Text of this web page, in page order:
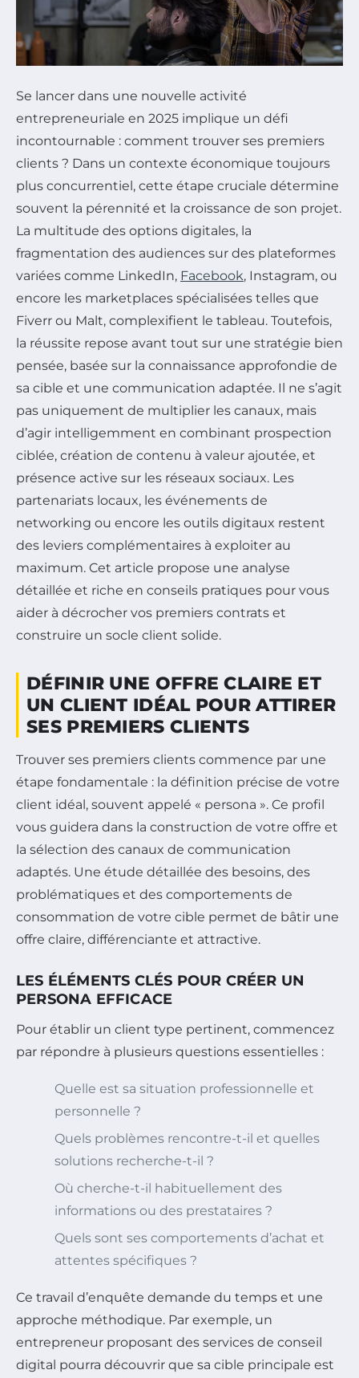
Se lancer dans une nouvelle activité
entrepreneuriale en 2025 implique un défi
incontournable : comment trouver ses premiers
clients ? Dans un contexte économique toujours
plus concurrentiel, cette étape cruciale détermine
souvent la pérennité et la croissance de son projet.
La multitude des options digitales, la
fragmentation des audiences sur des plateformes
variées comme LinkedIn, Facebook, Instagram, ou
encore les marketplaces spécialisées telles que
Fiverr ou Malt, complexifient le tableau. Toutefois,
la réussite repose avant tout sur une stratégie bien
pensée, basée sur la connaissance approfondie de
sa cible et une communication adaptée. Il ne s’agit
pas uniquement de multiplier les canaux, mais
d’agir intelligemment en combinant prospection
ciblée, création de contenu à valeur ajoutée, et
présence active sur les réseaux sociaux. Les
partenariats locaux, les événements de
networking ou encore les outils digitaux restent
des leviers complémentaires à exploiter au
maximum. Cet article propose une analyse
détaillée et riche en conseils pratiques pour vous
aider à décrocher vos premiers contrats et
construire un socle client solide.
DÉFINIR UNE OFFRE CLAIRE ET
UN CLIENT IDÉAL POUR ATTIRER
SES PREMIERS CLIENTS
Trouver ses premiers clients commence par une
étape fondamentale : la définition précise de votre
client idéal, souvent appelé « persona ». Ce profil
vous guidera dans la construction de votre offre et
la sélection des canaux de communication
adaptés. Une étude détaillée des besoins, des
problématiques et des comportements de
consommation de votre cible permet de bâtir une
offre claire, différenciante et attractive.
LES ÉLÉMENTS CLÉS POUR CRÉER UN
PERSONA EFFICACE
Pour établir un client type pertinent, commencez
par répondre à plusieurs questions essentielles :
Quelle est sa situation professionnelle et
personnelle ?
Quels problèmes rencontre-t-il et quelles
solutions recherche-t-il ?
Où cherche-t-il habituellement des
informations ou des prestataires ?
Quels sont ses comportements d’achat et
attentes spécifiques ?
Ce travail d’enquête demande du temps et une
approche méthodique. Par exemple, un
entrepreneur proposant des services de conseil
digital pourra découvrir que sa cible principale est